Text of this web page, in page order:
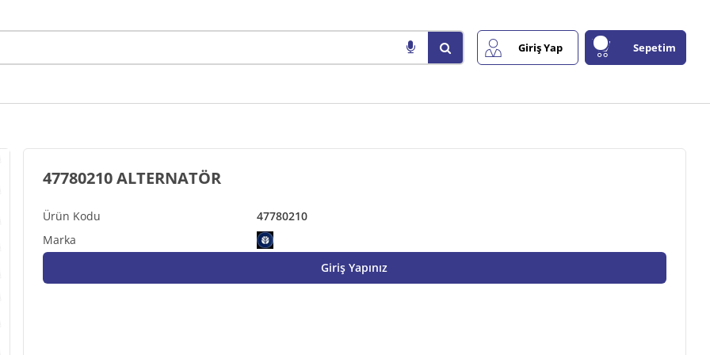
Giriş Yap Sepetim
47780210
47780210 ALTERNATÖR
Giriş Yapınız